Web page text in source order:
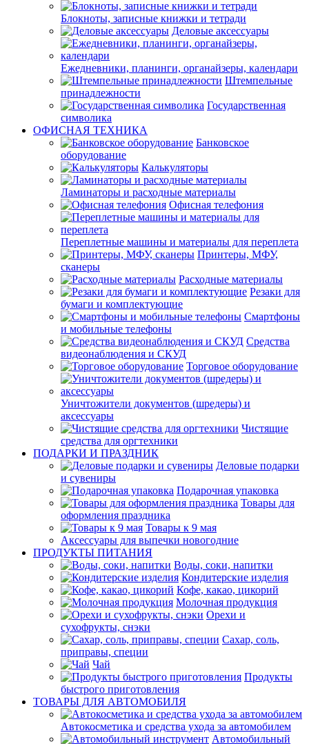
Блокноты, записные книжки и тетради
Деловые аксессуары
Ежедневники, планинги, органайзеры, календари
Штемпельные
принадлежности
Государственная
символика
ОФИСНАЯ ТЕХНИКА
Банковское
оборудование
Калькуляторы
Ламинаторы и расходные материалы
Офисная телефония
Переплетные машины и материалы для переплета
Принтеры, МФУ,
сканеры
Расходные материалы
Резаки для
бумаги и комплектующие
Смартфоны
и мобильные телефоны
Средства
видеонаблюдения и СКУД
Торговое оборудование
Уничтожители документов (шредеры) и
аксессуары
Чистящие
средства для оргтехники
ПОДАРКИ И ПРАЗДНИК
Деловые подарки
и сувениры
Подарочная упаковка
Товары для
оформления праздника
Товары к 9 мая
Аксессуары для выпечки новогодние
ПРОДУКТЫ ПИТАНИЯ
Воды, соки, напитки
Кондитерские изделия
Кофе, какао, цикорий
Молочная продукция
Орехи и
сухофрукты, снэки
Сахар, соль,
приправы, специи
Чай
Продукты
быстрого приготовления
ТОВАРЫ ДЛЯ АВТОМОБИЛЯ
Автокосметика и средства ухода за автомобилем
Автомобильный